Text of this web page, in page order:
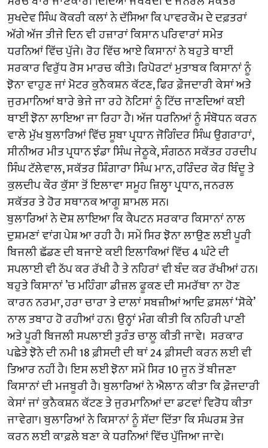
ਸੁਖਦੇਵ ਸਿੰਘ ਕੋਕਰੀ ਕਲਾਂ ਨੇ ਦੱਸਿਆ ਕਿ ਪਾਵਰਕੌਮ ਦੇ ਦਫ਼ਤਰਾਂ
ਅੱਗੇ ਅੱਜ ਤੀਜੇ ਦਿਨ ਵੀ ਹਜ਼ਾਰਾਂ ਕਿਸਾਨ ਪਰਿਵਾਰਾਂ ਸਮੇਤ
ਧਰਨਿਆਂ ਵਿੱਚ ਪੁੱਜੇ। ਰੋਹ ਵਿੱਚ ਆਏ ਕਿਸਾਨਾਂ ਨੇ ਬਹੁਤੇ ਥਾਈਂ
ਸਰਕਾਰ ਵਿਰੁੱਧ ਰੋਸ ਮਾਰਚ ਕੀਤੇ। ਰਿਪੋਰਟਾਂ ਮੁਤਾਬਕ ਕਿਸਾਨਾਂ ਨੂੰ
ਝੋਨਾ ਵਾਹੁਣ ਜਾਂ ਮੋਟਰ ਕੁਨੈਕਸ਼ਨ ਕੱਟਣ, ਫਿਰ ਫ਼ੌਜਦਾਰੀ ਕੇਸਾਂ ਅਤੇ
ਜੁਰਮਾਨਿਆਂ ਬਾਰੇ ਭੇਜੇ ਜਾ ਰਹੇ ਨੋਟਿਸਾਂ ਨੂੰ ਟਿੱਚ ਜਾਣਦਿਆਂ ਕਈ
ਥਾਈਂ ਝੋਨਾ ਲਾਇਆ ਜਾ ਰਿਹਾ ਹੈ। ਅੱਜ ਧਰਨਿਆਂ ਨੂੰ ਸੰਬੋਧਨ ਕਰਨ
ਵਾਲੇ ਮੁੱਖ ਬੁਲਾਰਿਆਂ ਵਿੱਚ ਸੂਬਾ ਪ੍ਰਧਾਨ ਜੋਗਿੰਦਰ ਸਿੰਘ ਉਗਰਾਹਾਂ,
ਸੀਨੀਅਰ ਮੀਤ ਪ੍ਰਧਾਨ ਝੰਡਾ ਸਿੰਘ ਜੇਠੂਕੇ, ਸੰਗਠਨ ਸਕੱਤਰ ਹਰਦੀਪ
ਸਿੰਘ ਟੱਲੇਵਾਲ, ਸਕੱਤਰ ਸ਼ਿੰਗਾਰਾ ਸਿੰਘ ਮਾਨ, ਹਰਿੰਦਰ ਕੌਰ ਬਿੰਦੂ ਤੇ
ਕੁਲਦੀਪ ਕੌਰ ਕੁੱਸਾ ਤੋਂ ਇਲਾਵਾ ਸਮੂਹ ਜ਼ਿਲ੍ਹਾ ਪ੍ਰਧਾਨ, ਜਨਰਲ
ਸਕੱਤਰ ਤੇ ਹੋਰ ਸਥਾਨਕ ਆਗੂ ਸ਼ਾਮਲ ਸਨ।
ਬੁਲਾਰਿਆਂ ਨੇ ਦੋਸ਼ ਲਾਇਆ ਕਿ ਕੈਪਟਨ ਸਰਕਾਰ ਕਿਸਾਨਾਂ ਨਾਲ
ਦੁਸ਼ਮਣਾਂ ਵਾਂਗ ਪੇਸ਼ ਆ ਰਹੀ ਹੈ। ਸਮੇਂ ਸਿਰ ਝੋਨਾ ਲਾਉਣ ਲਈ ਪੂਰੀ
ਬਿਜਲੀ ਛੱਡਣ ਦੀ ਬਜਾਏ ਕਈ ਇਲਾਕਿਆਂ ਵਿੱਚ 4 ਘੰਟੇ ਦੀ
ਸਪਲਾਈ ਵੀ ਠੱਪ ਕਰ ਰੱਖੀ ਹੈ ਤੇ ਨਹਿਰਾਂ ਵੀ ਬੰਦ ਕਰ ਰੱਖੀਆਂ ਹਨ।
ਬਹੁਤੇ ਕਿਸਾਨਾਂ ’ਚ ਮਹਿੰਗਾ ਡੀਜ਼ਲ ਫੂਕਣ ਦੀ ਸਮਰੱਥਾ ਨਾ ਹੋਣ
ਕਾਰਨ ਨਰਮਾ, ਹਰਾ ਚਾਰਾ ਤੇ ਦਾਲਾਂ ਸਬਜ਼ੀਆਂ ਆਦਿ ਫ਼ਸਲਾਂ ‘ਸੋਕੇ’
ਨਾਲ ਤਬਾਹ ਹੋ ਰਹੀਆਂ ਹਨ। ਉਨ੍ਹਾਂ ਮੰਗ ਕੀਤੀ ਕਿ ਨਹਿਰੀ ਪਾਣੀ
ਅਤੇ ਪੂਰੀ ਬਿਜਲੀ ਸਪਲਾਈ ਤੁਰੰਤ ਚਾਲੂ ਕੀਤੀ ਜਾਵੇ। ਸਰਕਾਰ
ਪਛੇਤੇ ਝੋਨੇ ਦੀ ਨਮੀ 18 ਫ਼ੀਸਦੀ ਦੀ ਥਾਂ 24 ਫ਼ੀਸਦੀ ਕਰਨ ਲਈ ਵੀ
ਤਿਆਰ ਨਹੀਂ ਹੈ। ਇਸ ਲਈ ਝੋਨਾ ਸਮੇਂ ਸਿਰ 10 ਜੂਨ ਤੋਂ ਬੀਜਣਾ
ਕਿਸਾਨਾਂ ਦੀ ਮਜਬੂਰੀ ਹੈ। ਬੁਲਾਰਿਆਂ ਨੇ ਐਲਾਨ ਕੀਤਾ ਕਿ ਫ਼ੌਜਦਾਰੀ
ਕੇਸਾਂ ਜਾਂ ਕੁਨੈਕਸ਼ਨ ਕੱਟਣ ਤੇ ਜੁਰਮਾਨਿਆਂ ਦਾ ਡਟਵਾਂ ਵਿਰੋਧ ਕੀਤਾ
ਜਾਵੇਗਾ। ਬੁਲਾਰਿਆਂ ਨੇ ਕਿਸਾਨਾਂ ਨੂੰ ਸੱਦਾ ਦਿੱਤਾ ਕਿ ਸੰਘਰਸ਼ ਤੇਜ਼
ਕਰਨ ਲਈ ਕਾਫ਼ਲੇ ਬਣਾ ਕੇ ਧਰਨਿਆਂ ਵਿੱਚ ਪੁੱਜਿਆ ਜਾਵੇ।